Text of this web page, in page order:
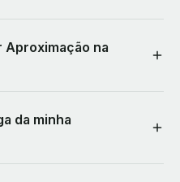
Aproximação na
da minha